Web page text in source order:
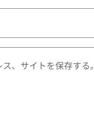
、サイトを保存する。